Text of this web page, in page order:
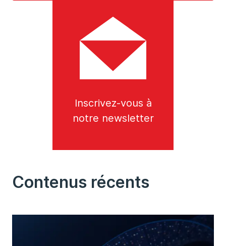
Inscrivez-vous à
notre newsletter
Contenus récents